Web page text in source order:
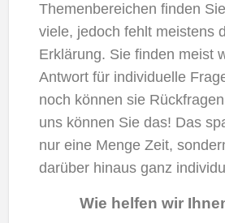
Themenbereichen finden
viele, jedoch fehlt meistens
Erklärung. Sie finden meist
Antwort für individuelle
noch können sie
uns können Sie das! Das
nur eine Menge Zeit,
darüber hinaus ganz
Wie helfen wir